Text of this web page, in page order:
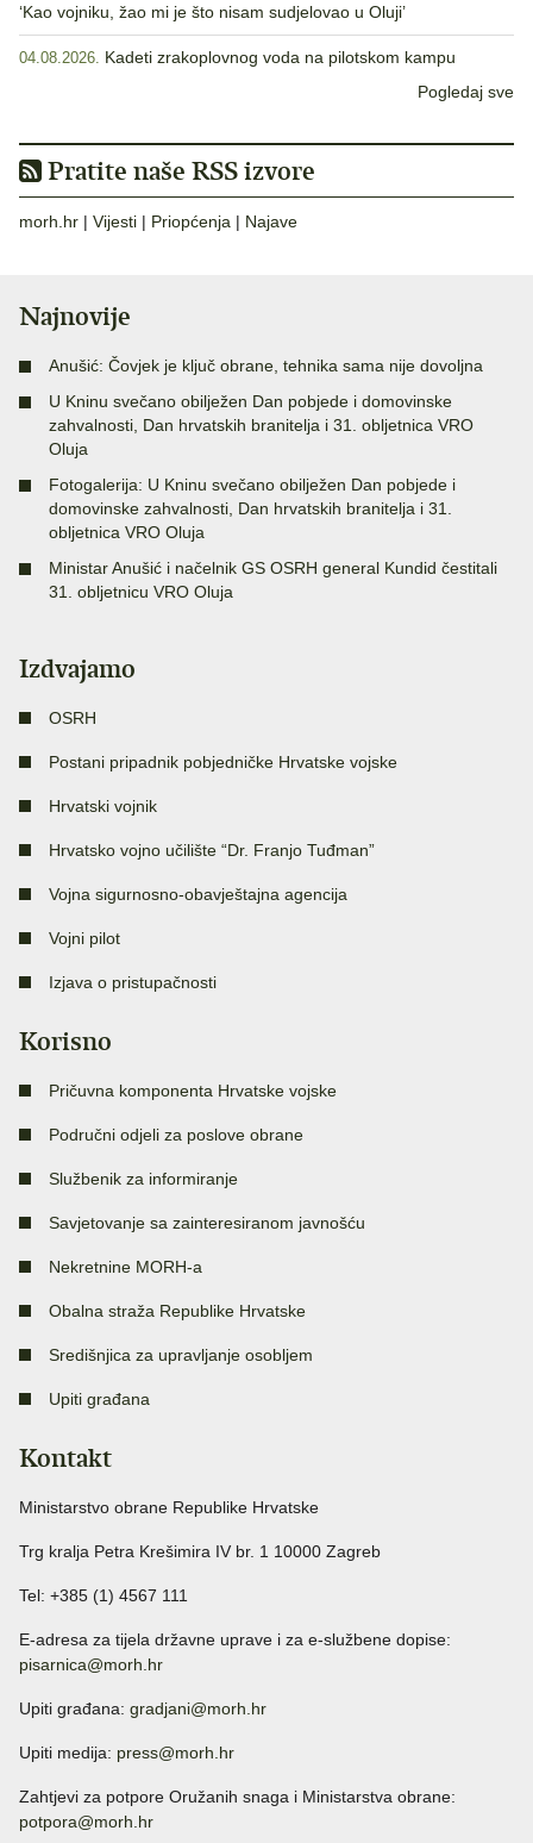
‘Kao vojniku, žao mi je što nisam sudjelovao u Oluji’
04.08.2026. Kadeti zrakoplovnog voda na pilotskom kampu
Pogledaj sve
Pratite naše RSS izvore
morh.hr | Vijesti | Priopćenja | Najave
Najnovije
Anušić: Čovjek je ključ obrane, tehnika sama nije dovoljna
U Kninu svečano obilježen Dan pobjede i domovinske
zahvalnosti, Dan hrvatskih branitelja i 31. obljetnica VRO
Oluja
Fotogalerija: U Kninu svečano obilježen Dan pobjede i
domovinske zahvalnosti, Dan hrvatskih branitelja i 31.
obljetnica VRO Oluja
Ministar Anušić i načelnik GS OSRH general Kundid čestitali
31. obljetnicu VRO Oluja
Izdvajamo
OSRH
Postani pripadnik pobjedničke Hrvatske vojske
Hrvatski vojnik
Hrvatsko vojno učilište “Dr. Franjo Tuđman”
Vojna sigurnosno-obavještajna agencija
Vojni pilot
Izjava o pristupačnosti
Korisno
Pričuvna komponenta Hrvatske vojske
Područni odjeli za poslove obrane
Službenik za informiranje
Savjetovanje sa zainteresiranom javnošću
Nekretnine MORH-a
Obalna straža Republike Hrvatske
Središnjica za upravljanje osobljem
Upiti građana
Kontakt
Ministarstvo obrane Republike Hrvatske
Trg kralja Petra Krešimira IV br. 1 10000 Zagreb
Tel: +385 (1) 4567 111
E-adresa za tijela državne uprave i za e-službene dopise:
pisarnica@morh.hr
Upiti građana: gradjani@morh.hr
Upiti medija: press@morh.hr
Zahtjevi za potpore Oružanih snaga i Ministarstva obrane:
potpora@morh.hr